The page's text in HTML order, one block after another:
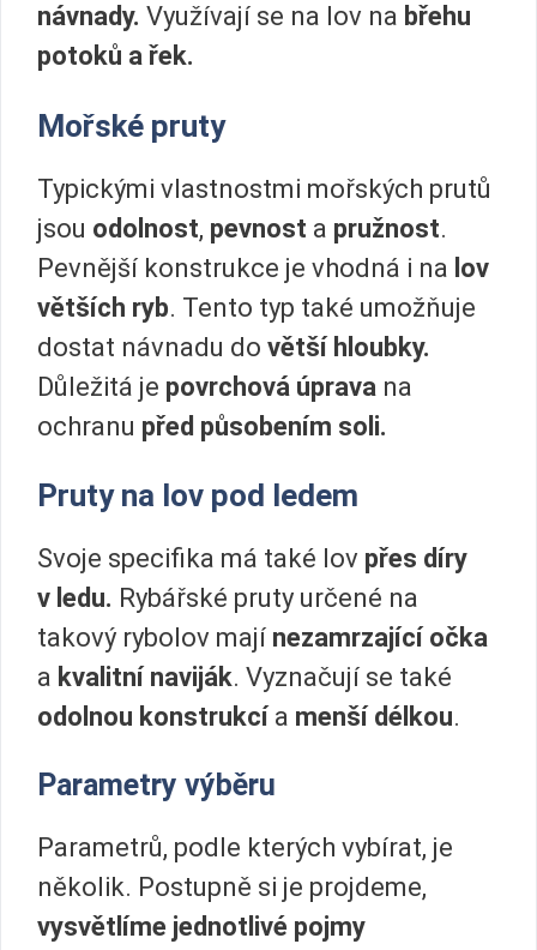
návnady. Využívají se na lov na břehu
potoků a řek.
Mořské pruty
Typickými vlastnostmi mořských prutů
jsou odolnost, pevnost a pružnost.
Pevnější konstrukce je vhodná i na lov
větších ryb. Tento typ také umožňuje
dostat návnadu do větší hloubky.
Důležitá je povrchová úprava na
ochranu před působením soli.
Pruty na lov pod ledem
Svoje specifika má také lov přes díry
v ledu. Rybářské pruty určené na
takový rybolov mají nezamrzající očka
a kvalitní naviják. Vyznačují se také
odolnou konstrukcía menší délkou.
Parametry výběru
Parametrů, podle kterých vybírat, je
několik. Postupně si je projdeme,
vysvětlíme jednotlivé pojmy